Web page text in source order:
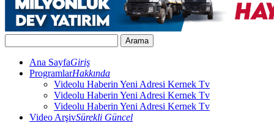
Ana SayfaGiriş
ProgramlarHakkında
Videolu Haberin Yeni Adresi Kernek Tv
Videolu Haberin Yeni Adresi Kernek Tv
Videolu Haberin Yeni Adresi Kernek Tv
Video ArşivSürekli Güncel